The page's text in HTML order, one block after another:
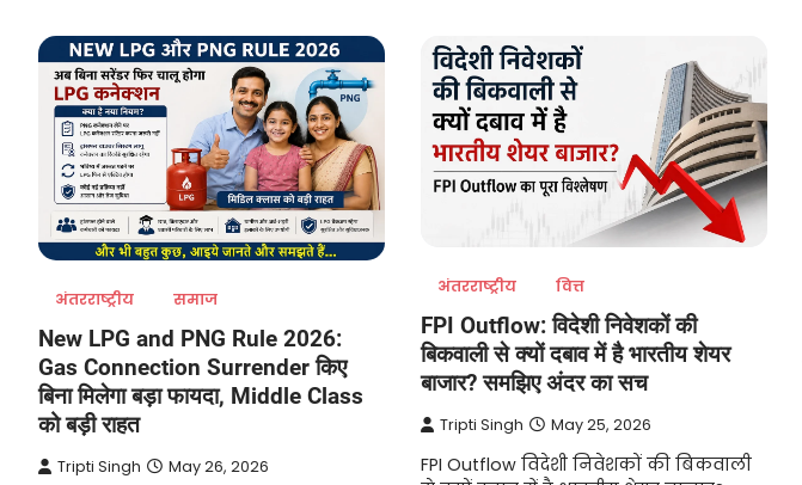
अंतरराष्ट्रीय समाज
New LPG and PNG Rule 2026:
Gas Connection Surrender किए
बिना मिलेगा बड़ा फायदा, Middle Class
को बड़ी राहत
Tripti Singh May 26, 2026
अंतरराष्ट्रीय वित्त
FPI Outflow: विदेशी निवेशकों की
बिकवाली से क्यों दबाव में है भारतीय शेयर
बाजार? समझिए अंदर का सच
Tripti Singh May 25, 2026
FPI Outflow विदेशी निवेशकों की बिकवाली